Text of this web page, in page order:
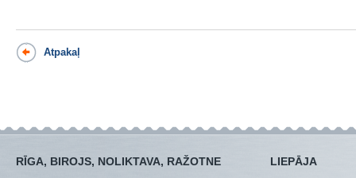
Atpakaļ
RĪGA, BIROJS, NOLIKTAVA, RAŽOTNE LIEPĀJA